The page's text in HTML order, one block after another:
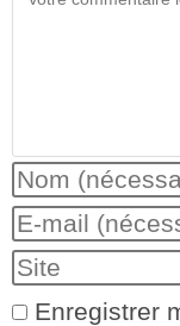
Enregistrer